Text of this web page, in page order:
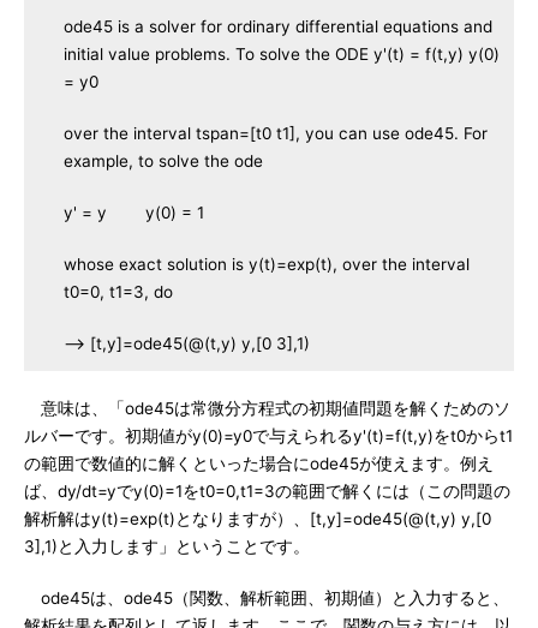
ode45 is a solver for ordinary differential equations and
initial value problems. To solve the ODE y'(t) = f(t,y) y(0)
= y0
over the interval tspan=[t0 t1], you can use ode45. For
example, to solve the ode
y' = y y(0) = 1
whose exact solution is y(t)=exp(t), over the interval
t0=0, t1=3, do
--> [t,y]=ode45(@(t,y) y,[0 3],1)
意味は、「ode45は常微分方程式の初期値問題を解くためのソ
ルバーです。初期値がy(0)=y0で与えられるy'(t)=f(t,y)をt0からt1
の範囲で数値的に解くといった場合にode45が使えます。例え
ば、dy/dt=yでy(0)=1をt0=0,t1=3の範囲で解くには（この問題の
解析解はy(t)=exp(t)となりますが）、[t,y]=ode45(@(t,y) y,[0
3],1)と入力します」ということです。
ode45は、ode45（関数、解析範囲、初期値）と入力すると、